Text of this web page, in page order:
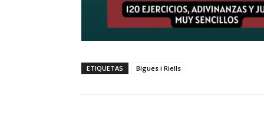
ETIQUETAS Bigues i Riells